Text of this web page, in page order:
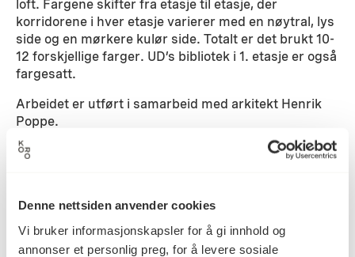
Denne nettsiden anvender cookies
Vi bruker informasjonskapsler for å gi innhold og
annonser et personlig preg, for å levere sosiale
loft. Fargene skifter fra etasje til etasje, der
korridorene i hver etasje varierer med en nøytral, lys
side og en mørkere kulør side. Totalt er det brukt 10-
12 forskjellige farger. UD’s bibliotek i 1. etasje er også
fargesatt.
Arbeidet er utført i samarbeid med arkitekt Henrik
Poppe.
Detaljer